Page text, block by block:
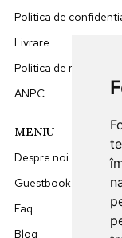
Politica de
Livrare
Politica de retur
ANPC
MENIU
Despre noi
Guestbook
Faq
Blog